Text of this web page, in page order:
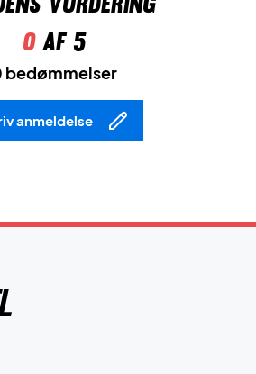
0af 5
bedømmelser
anmeldelse